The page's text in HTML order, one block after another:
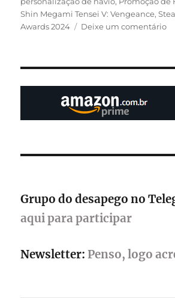
Shin Megami Tensei V: Vengeance,
Awards 2024
Deixe um comentárioem
Grupo do desapego no
aqui para participar
Newsletter: Penso, logo